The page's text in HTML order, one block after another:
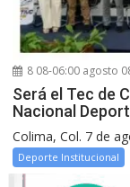
8 08-06:00 agosto
Será el Tec de
Nacional
Colima, Col. 7 de
Deporte Institucional